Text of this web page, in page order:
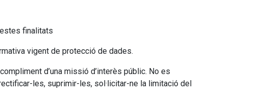
finalitats
vigent de protecció de dades.
d’una missió d’interès públic. No es
les, suprimir-les, sol·licitar-ne la limitació del